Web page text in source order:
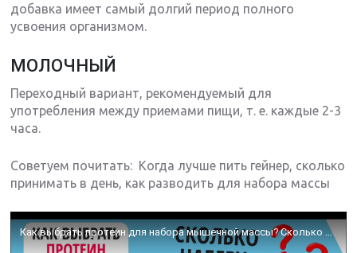
добавка имеет самый долгий период полного
усвоения организмом.
МОЛОЧНЫЙ
Переходный вариант, рекомендуемый для
употребления между приемами пищи, т. е. каждые 2-3
часа.
Советуем почитать: Когда лучше пить гейнер, сколько
принимать в день, как разводить для набора массы
Как выбрать протеин для набора мышечной массы? Сколько наберу с банки?